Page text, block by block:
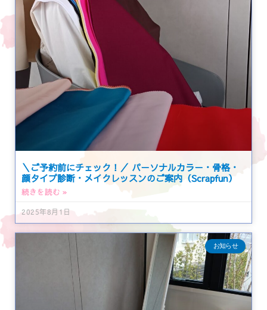
＼ご予約前にチェック！／ パーソナルカラー・骨格・
顔タイプ診断・メイクレッスンのご案内（Scrapfun）
続きを読む »
2025年8月1日
お知らせ